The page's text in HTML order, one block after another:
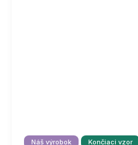
Náš výrobok Končiaci vzor